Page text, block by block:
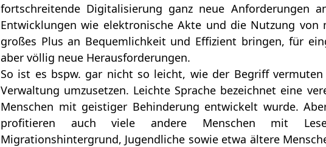
fortschreitende Digitalisierung ganz neue Anforderungen
Entwicklungen wie elektronische Akte und die Nutzung
großes Plus an Bequemlichkeit und Effizient bringen, für
aber völlig neue Herausforderungen.
So ist es bspw. gar nicht so leicht, wie der Begriff
Verwaltung umzusetzen. Leichte Sprache bezeichnet eine
Menschen mit geistiger Behinderung entwickelt wurde.
profitieren auch viele andere Menschen mit
Migrationshintergrund, Jugendliche sowie etwa ältere